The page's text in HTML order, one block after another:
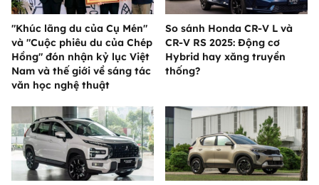
"Khúc lãng du của Cụ Mén"
và "Cuộc phiêu du của Chép
Hồng" đón nhận kỷ lục Việt
Nam và thế giới về sáng tác
văn học nghệ thuật
So sánh Honda CR-V L và
CR-V RS 2025: Động cơ
Hybrid hay xăng truyền
thống?